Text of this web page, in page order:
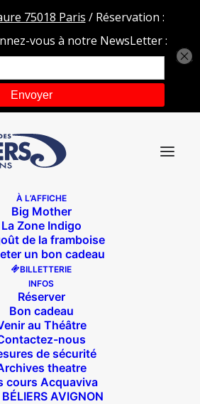
À L’AFFICHE
Big Mother
La Zone Indigo
de la framboise
un bon cadeau
BILLETTERIE
INFOS
Réserver
Bon cadeau
au Théâtre
nous
de sécurité
theatre
cours Acquaviva
BÉLIERS AVIGNON
tournée